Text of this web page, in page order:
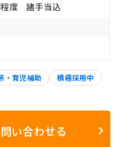
程度 諸手当込
・育児補助
積極採用中
い合わせる